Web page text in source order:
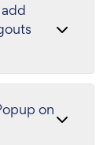
on